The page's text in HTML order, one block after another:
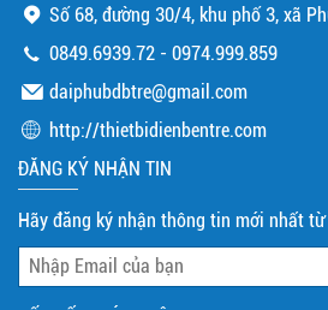
Số 68, đường 30/4, khu phố 3, xã
0849.6939.72 -0974.999.859
daiphubdbtre@gmail.com
http://thietbidienbentre.com
ĐĂNG KÝ NHẬN TIN
Hãy đăng ký nhận thông tin mới nhất